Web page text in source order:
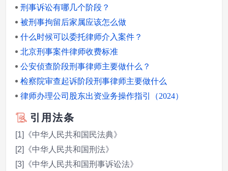
刑事诉讼有哪几个阶段？
被刑事拘留后家属应该怎么做
什么时候可以委托律师介入案件？
北京刑事案件律师收费标准
公安侦查阶段刑事律师主要做什么？
检察院审查起诉阶段刑事律师主要做什么
律师办理公司股东出资业务操作指引（2024）
引用法条
[1]《中华人民共和国民法典》
[2]《中华人民共和国刑法》
[3]《中华人民共和国刑事诉讼法》